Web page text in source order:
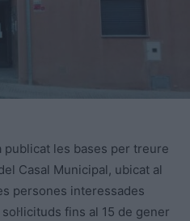
publicat les bases per treure
Casal Municipal, ubicat al
persones interessades
fins al 15 de gener